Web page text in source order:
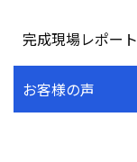
完成現場レポート
お客様の声